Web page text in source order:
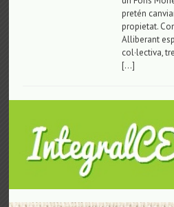
pretén
propietat.
Alliberant
col·lectiva,
[…]